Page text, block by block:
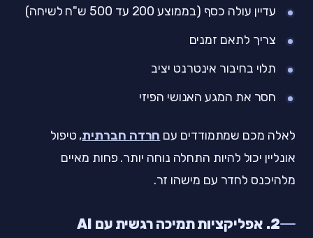
עדיין עולה כסף (בממוצע 200 עד 500 ש"ח לשיחה)
צריך לתאם זמנים
תלוי בחיבור אינטרנט יציב
חסר את המגע האנושי הפיזי
לאלה מכם שמתמודדים עם חרדה חברתית, טיפול
אונליין יכול להיות התחלה נוחה יותר. פחות מאיים
מלהיכנס לחדר עם מישהו זר.
2. אפליקציות תמיכה רגשית עם AI